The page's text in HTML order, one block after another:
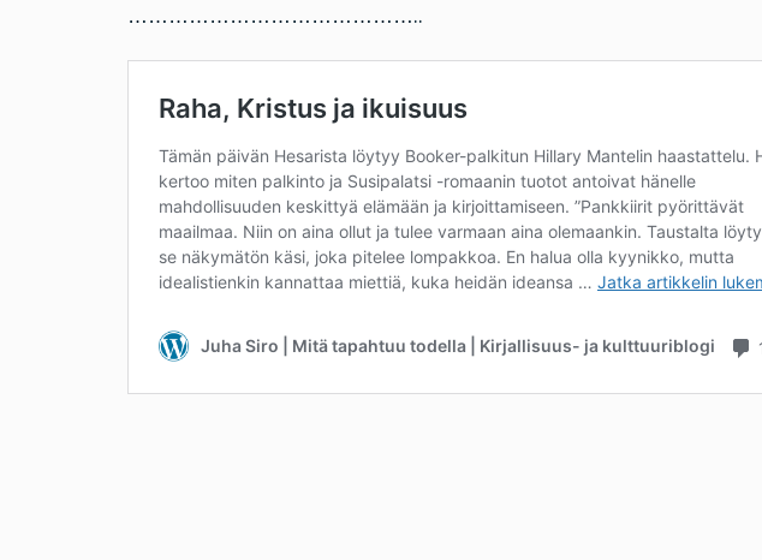
……………………………………..